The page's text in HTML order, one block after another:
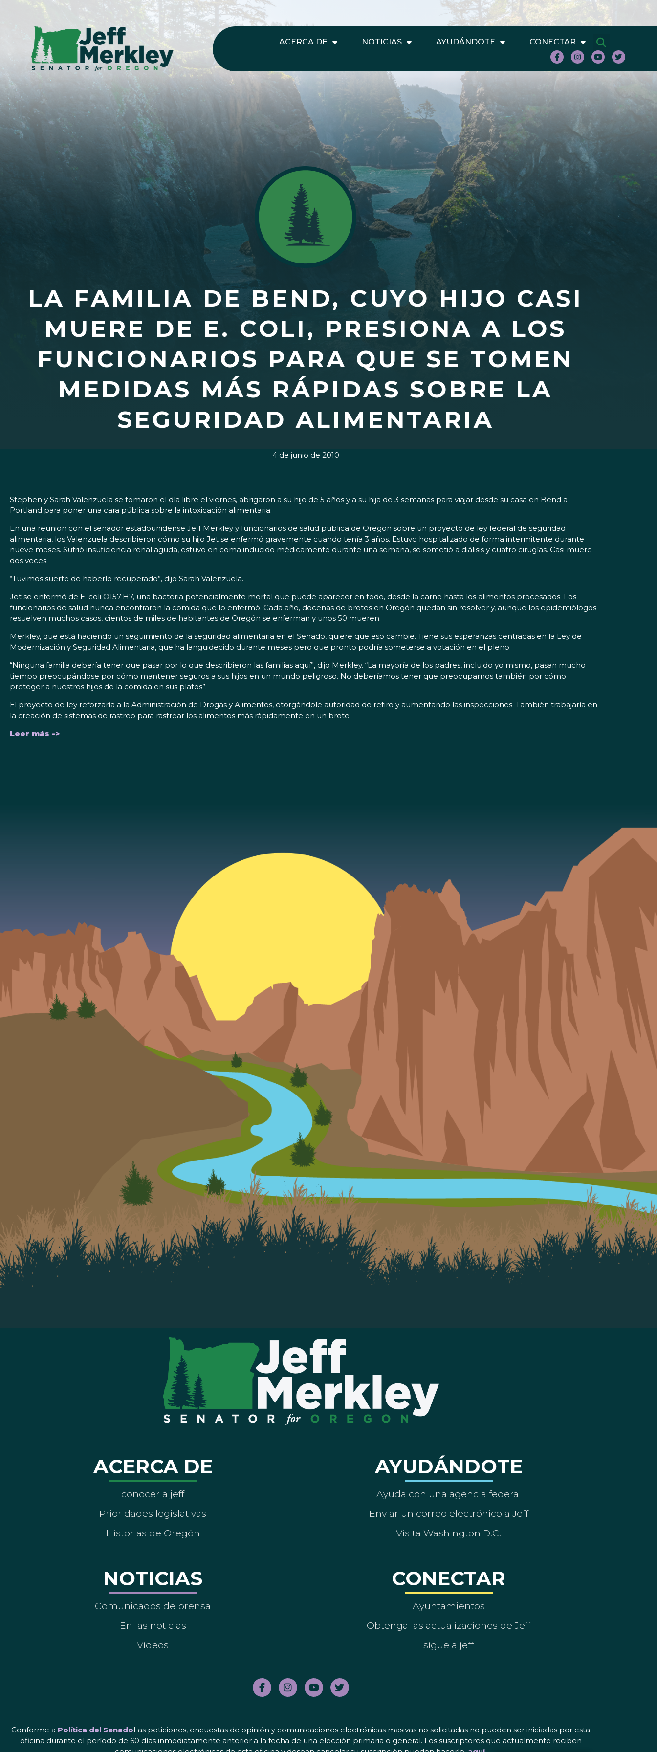
ACERCA DE NOTICIAS AYUDÁNDOTE CONECTAR
LA FAMILIA DE BEND, CUYO HIJO CASI
MUERE DE E. COLI, PRESIONA A LOS
FUNCIONARIOS PARA QUE SE TOMEN
MEDIDAS MÁS RÁPIDAS SOBRE LA
SEGURIDAD ALIMENTARIA
4 de junio de 2010
Stephen y Sarah Valenzuela se tomaron el día libre el viernes, abrigaron a su hijo de 5 años y a su hija de 3 semanas para viajar desde su casa en Bend a
Portland para poner una cara pública sobre la intoxicación alimentaria.
En una reunión con el senador estadounidense Jeff Merkley y funcionarios de salud pública de Oregón sobre un proyecto de ley federal de seguridad
alimentaria, los Valenzuela describieron cómo su hijo Jet se enfermó gravemente cuando tenía 3 años. Estuvo hospitalizado de forma intermitente durante
nueve meses. Sufrió insuficiencia renal aguda, estuvo en coma inducido médicamente durante una semana, se sometió a diálisis y cuatro cirugías. Casi muere
dos veces.
“Tuvimos suerte de haberlo recuperado”, dijo Sarah Valenzuela.
Jet se enfermó de E. coli O157:H7, una bacteria potencialmente mortal que puede aparecer en todo, desde la carne hasta los alimentos procesados. Los
funcionarios de salud nunca encontraron la comida que lo enfermó. Cada año, docenas de brotes en Oregón quedan sin resolver y, aunque los epidemiólogos
resuelven muchos casos, cientos de miles de habitantes de Oregón se enferman y unos 50 mueren.
Merkley, que está haciendo un seguimiento de la seguridad alimentaria en el Senado, quiere que eso cambie. Tiene sus esperanzas centradas en la Ley de
Modernización y Seguridad Alimentaria, que ha languidecido durante meses pero que pronto podría someterse a votación en el pleno.
“Ninguna familia debería tener que pasar por lo que describieron las familias aquí”, dijo Merkley. “La mayoría de los padres, incluido yo mismo, pasan mucho
tiempo preocupándose por cómo mantener seguros a sus hijos en un mundo peligroso. No deberíamos tener que preocuparnos también por cómo
proteger a nuestros hijos de la comida en sus platos”.
El proyecto de ley reforzaría a la Administración de Drogas y Alimentos, otorgándole autoridad de retiro y aumentando las inspecciones. También trabajaría en
la creación de sistemas de rastreo para rastrear los alimentos más rápidamente en un brote.
Leer más ->
ACERCA DE
conocer a jeff
Prioridades legislativas
Historias de Oregón
NOTICIAS
Comunicados de prensa
En las noticias
Vídeos
AYUDÁNDOTE
Ayuda con una agencia federal
Enviar un correo electrónico a Jeff
Visita Washington D.C.
CONECTAR
Ayuntamientos
Obtenga las actualizaciones de Jeff
sigue a jeff
Conforme a Política del SenadoLas peticiones, encuestas de opinión y comunicaciones electrónicas masivas no solicitadas no pueden ser iniciadas por esta
oficina durante el período de 60 días inmediatamente anterior a la fecha de una elección primaria o general. Los suscriptores que actualmente reciben